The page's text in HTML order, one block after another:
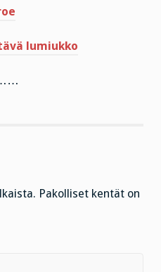
lumiukko
Pakolliset kentät on